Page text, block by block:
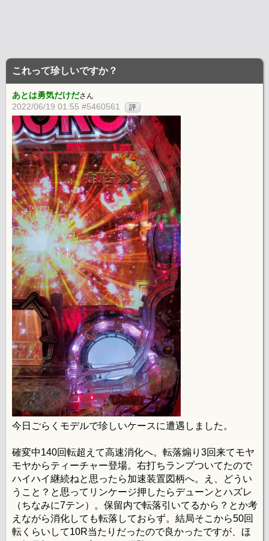
これって珍しいですか？
あとは勇気だけださん
2022/06/19 01:55 #5460561 評
今日ごらくモデルで珍しいケースに遭遇しました。
確変中140回転超えて高速消化へ。転落煽り3回来てモヤ
モヤからティーチャー登場。右打ちランプついてたので
ハイハイ継続ねと思ったら加速装置図柄へ。え、どうい
うこと？と思ってリンケージ押したらデューンとハズレ
（ちなみに7テン）。保留内で転落引いてるから？とか考
えながら消化しても転落しておらず。結局そこから50回
転くらいして10R当たりだったので良かったですが、ほ